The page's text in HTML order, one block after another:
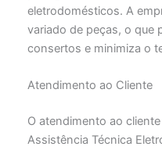
eletrodomésticos. A
variado de peças, o que
consertos e minimiza o
Atendimento ao Cliente
O atendimento ao
Assistência Técnica